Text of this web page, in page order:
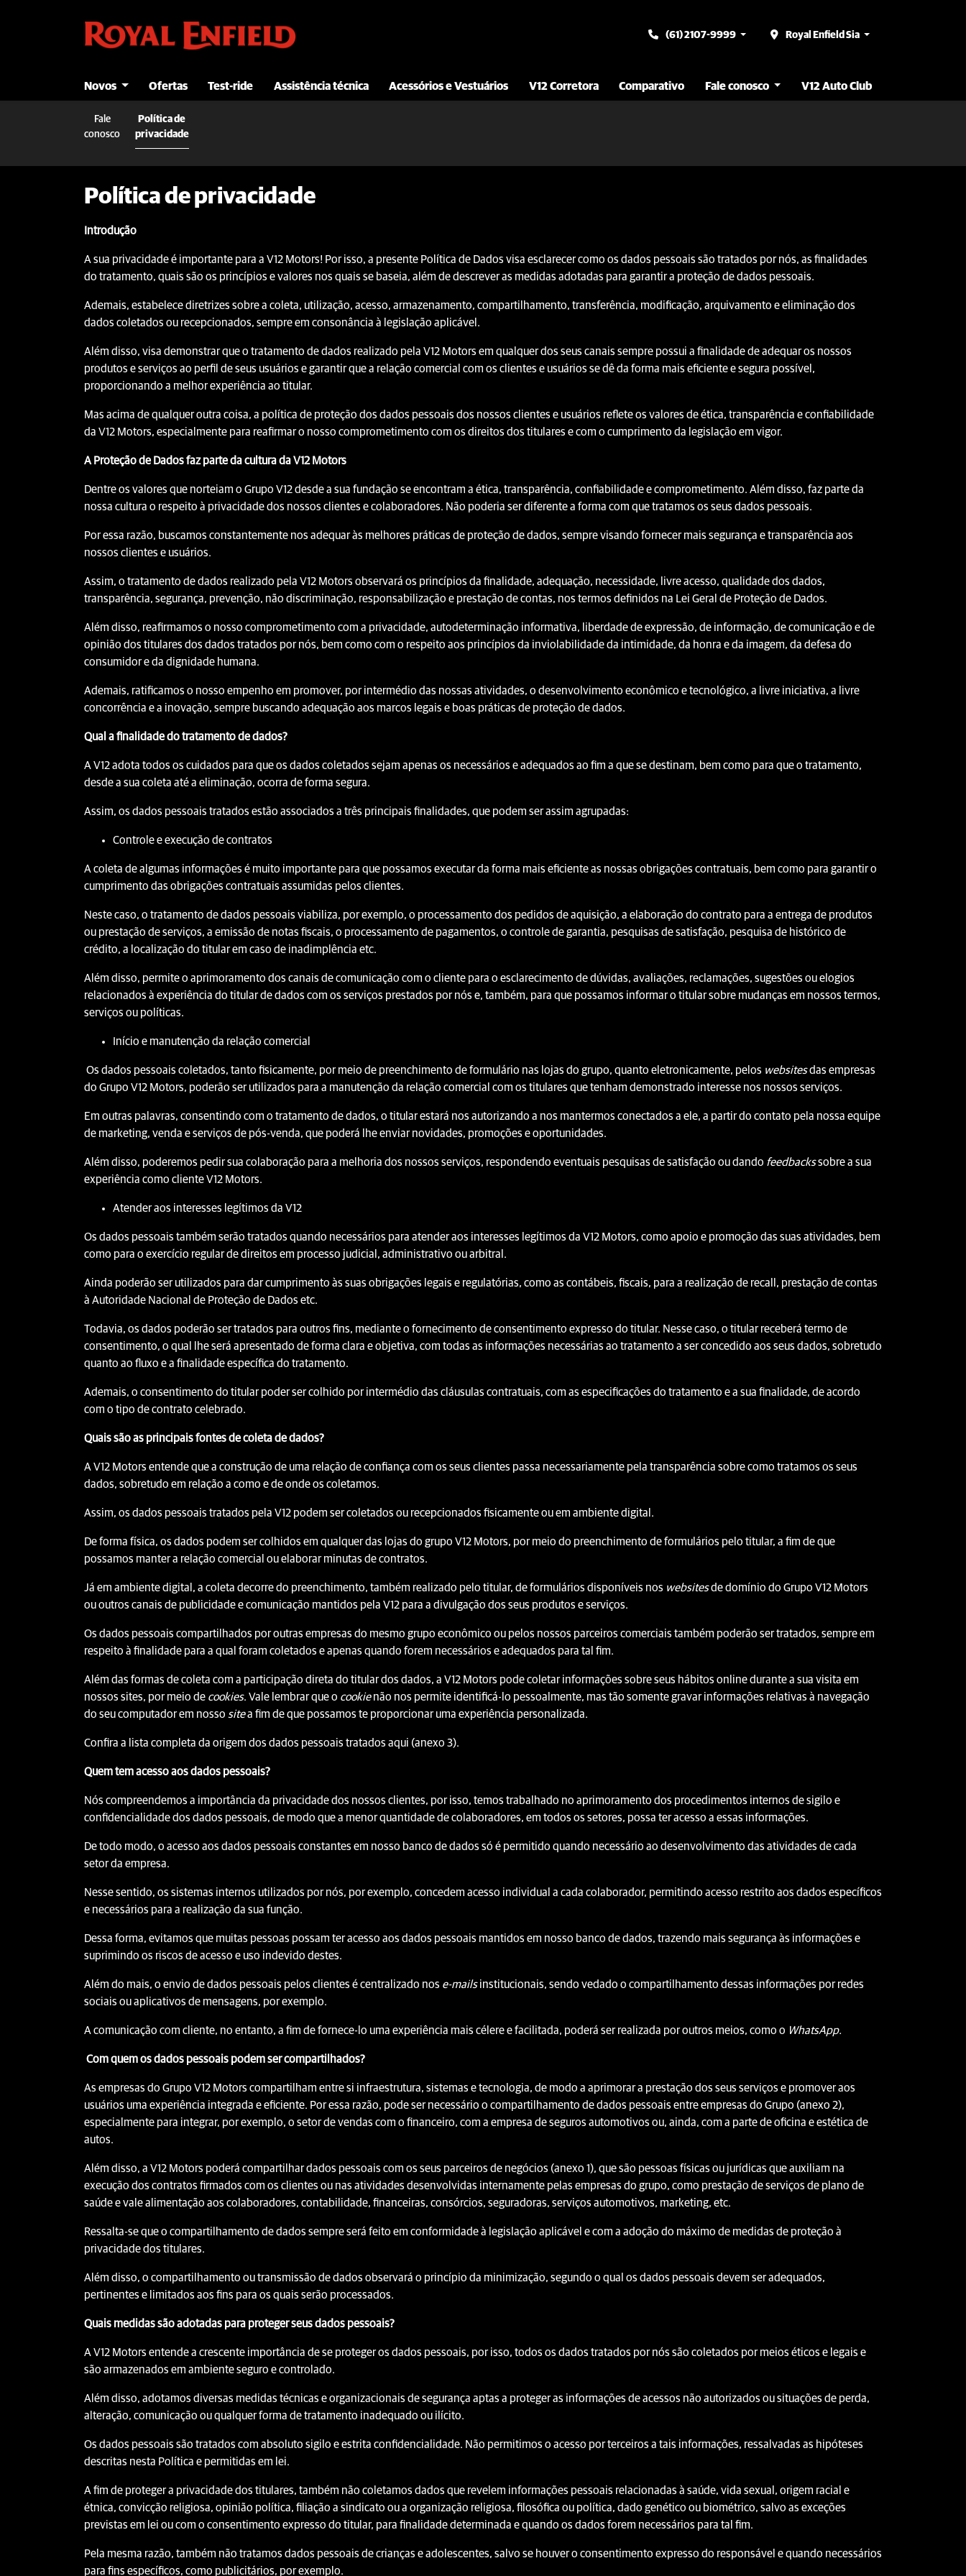
(61) 2107-9999 Royal Enfield Sia
Novos Ofertas Test-ride Assistência técnica Acessórios e Vestuários V12 Corretora Comparativo Fale conosco V12 Auto Club
Fale
conosco
Política de
privacidade
Política de privacidade
Introdução
A sua privacidade é importante para a V12 Motors! Por isso, a presente Política de Dados visa esclarecer como os dados pessoais são tratados por nós, as finalidades
do tratamento, quais são os princípios e valores nos quais se baseia, além de descrever as medidas adotadas para garantir a proteção de dados pessoais.
Ademais, estabelece diretrizes sobre a coleta, utilização, acesso, armazenamento, compartilhamento, transferência, modificação, arquivamento e eliminação dos
dados coletados ou recepcionados, sempre em consonância à legislação aplicável.
Além disso, visa demonstrar que o tratamento de dados realizado pela V12 Motors em qualquer dos seus canais sempre possui a finalidade de adequar os nossos
produtos e serviços ao perfil de seus usuários e garantir que a relação comercial com os clientes e usuários se dê da forma mais eficiente e segura possível,
proporcionando a melhor experiência ao titular.
Mas acima de qualquer outra coisa, a política de proteção dos dados pessoais dos nossos clientes e usuários reflete os valores de ética, transparência e confiabilidade
da V12 Motors, especialmente para reafirmar o nosso comprometimento com os direitos dos titulares e com o cumprimento da legislação em vigor.
A Proteção de Dados faz parte da cultura da V12 Motors
Dentre os valores que norteiam o Grupo V12 desde a sua fundação se encontram a ética, transparência, confiabilidade e comprometimento. Além disso, faz parte da
nossa cultura o respeito à privacidade dos nossos clientes e colaboradores. Não poderia ser diferente a forma com que tratamos os seus dados pessoais.
Por essa razão, buscamos constantemente nos adequar às melhores práticas de proteção de dados, sempre visando fornecer mais segurança e transparência aos
nossos clientes e usuários.
Assim, o tratamento de dados realizado pela V12 Motors observará os princípios da finalidade, adequação, necessidade, livre acesso, qualidade dos dados,
transparência, segurança, prevenção, não discriminação, responsabilização e prestação de contas, nos termos definidos na Lei Geral de Proteção de Dados.
Além disso, reafirmamos o nosso comprometimento com a privacidade, autodeterminação informativa, liberdade de expressão, de informação, de comunicação e de
opinião dos titulares dos dados tratados por nós, bem como com o respeito aos princípios da inviolabilidade da intimidade, da honra e da imagem, da defesa do
consumidor e da dignidade humana.
Ademais, ratificamos o nosso empenho em promover, por intermédio das nossas atividades, o desenvolvimento econômico e tecnológico, a livre iniciativa, a livre
concorrência e a inovação, sempre buscando adequação aos marcos legais e boas práticas de proteção de dados.
Qual a finalidade do tratamento de dados?
A V12 adota todos os cuidados para que os dados coletados sejam apenas os necessários e adequados ao fim a que se destinam, bem como para que o tratamento,
desde a sua coleta até a eliminação, ocorra de forma segura.
Assim, os dados pessoais tratados estão associados a três principais finalidades, que podem ser assim agrupadas:
Controle e execução de contratos
A coleta de algumas informações é muito importante para que possamos executar da forma mais eficiente as nossas obrigações contratuais, bem como para garantir o
cumprimento das obrigações contratuais assumidas pelos clientes.
Neste caso, o tratamento de dados pessoais viabiliza, por exemplo, o processamento dos pedidos de aquisição, a elaboração do contrato para a entrega de produtos
ou prestação de serviços, a emissão de notas fiscais, o processamento de pagamentos, o controle de garantia, pesquisas de satisfação, pesquisa de histórico de
crédito, a localização do titular em caso de inadimplência etc.
Além disso, permite o aprimoramento dos canais de comunicação com o cliente para o esclarecimento de dúvidas, avaliações, reclamações, sugestões ou elogios
relacionados à experiência do titular de dados com os serviços prestados por nós e, também, para que possamos informar o titular sobre mudanças em nossos termos,
serviços ou políticas.
Início e manutenção da relação comercial
Os dados pessoais coletados, tanto fisicamente, por meio de preenchimento de formulário nas lojas do grupo, quanto eletronicamente, pelos websitesdas empresas
do Grupo V12 Motors, poderão ser utilizados para a manutenção da relação comercial com os titulares que tenham demonstrado interesse nos nossos serviços.
Em outras palavras, consentindo com o tratamento de dados, o titular estará nos autorizando a nos mantermos conectados a ele, a partir do contato pela nossa equipe
de marketing, venda e serviços de pós-venda, que poderá lhe enviar novidades, promoções e oportunidades.
Além disso, poderemos pedir sua colaboração para a melhoria dos nossos serviços, respondendo eventuais pesquisas de satisfação ou dando feedbackssobre a sua
experiência como cliente V12 Motors.
Atender aos interesses legítimos da V12
Os dados pessoais também serão tratados quando necessários para atender aos interesses legítimos da V12 Motors, como apoio e promoção das suas atividades, bem
como para o exercício regular de direitos em processo judicial, administrativo ou arbitral.
Ainda poderão ser utilizados para dar cumprimento às suas obrigações legais e regulatórias, como as contábeis, fiscais, para a realização de recall, prestação de contas
à Autoridade Nacional de Proteção de Dados etc.
Todavia, os dados poderão ser tratados para outros fins, mediante o fornecimento de consentimento expresso do titular. Nesse caso, o titular receberá termo de
consentimento, o qual lhe será apresentado de forma clara e objetiva, com todas as informações necessárias ao tratamento a ser concedido aos seus dados, sobretudo
quanto ao fluxo e a finalidade específica do tratamento.
Ademais, o consentimento do titular poder ser colhido por intermédio das cláusulas contratuais, com as especificações do tratamento e a sua finalidade, de acordo
com o tipo de contrato celebrado.
Quais são as principais fontes de coleta de dados?
A V12 Motors entende que a construção de uma relação de confiança com os seus clientes passa necessariamente pela transparência sobre como tratamos os seus
dados, sobretudo em relação a como e de onde os coletamos.
Assim, os dados pessoais tratados pela V12 podem ser coletados ou recepcionados fisicamente ou em ambiente digital.
De forma física, os dados podem ser colhidos em qualquer das lojas do grupo V12 Motors, por meio do preenchimento de formulários pelo titular, a fim de que
possamos manter a relação comercial ou elaborar minutas de contratos.
Já em ambiente digital, a coleta decorre do preenchimento, também realizado pelo titular, de formulários disponíveis nos websitesde domínio do Grupo V12 Motors
ou outros canais de publicidade e comunicação mantidos pela V12 para a divulgação dos seus produtos e serviços.
Os dados pessoais compartilhados por outras empresas do mesmo grupo econômico ou pelos nossos parceiros comerciais também poderão ser tratados, sempre em
respeito à finalidade para a qual foram coletados e apenas quando forem necessários e adequados para tal fim.
Além das formas de coleta com a participação direta do titular dos dados, a V12 Motors pode coletar informações sobre seus hábitos online durante a sua visita em
nossos sites, por meio de cookies. Vale lembrar que o cookienão nos permite identificá-lo pessoalmente, mas tão somente gravar informações relativas à navegação
do seu computador em nosso sitea fim de que possamos te proporcionar uma experiência personalizada.
Confira a lista completa da origem dos dados pessoais tratados aqui (anexo 3).
Quem tem acesso aos dados pessoais?
Nós compreendemos a importância da privacidade dos nossos clientes, por isso, temos trabalhado no aprimoramento dos procedimentos internos de sigilo e
confidencialidade dos dados pessoais, de modo que a menor quantidade de colaboradores, em todos os setores, possa ter acesso a essas informações.
De todo modo, o acesso aos dados pessoais constantes em nosso banco de dados só é permitido quando necessário ao desenvolvimento das atividades de cada
setor da empresa.
Nesse sentido, os sistemas internos utilizados por nós, por exemplo, concedem acesso individual a cada colaborador, permitindo acesso restrito aos dados específicos
e necessários para a realização da sua função.
Dessa forma, evitamos que muitas pessoas possam ter acesso aos dados pessoais mantidos em nosso banco de dados, trazendo mais segurança às informações e
suprimindo os riscos de acesso e uso indevido destes.
Além do mais, o envio de dados pessoais pelos clientes é centralizado nos e-mailsinstitucionais, sendo vedado o compartilhamento dessas informações por redes
sociais ou aplicativos de mensagens, por exemplo.
A comunicação com cliente, no entanto, a fim de fornece-lo uma experiência mais célere e facilitada, poderá ser realizada por outros meios, como o WhatsApp.
Com quem os dados pessoais podem ser compartilhados?
As empresas do Grupo V12 Motors compartilham entre si infraestrutura, sistemas e tecnologia, de modo a aprimorar a prestação dos seus serviços e promover aos
usuários uma experiência integrada e eficiente. Por essa razão, pode ser necessário o compartilhamento de dados pessoais entre empresas do Grupo (anexo 2),
especialmente para integrar, por exemplo, o setor de vendas com o financeiro, com a empresa de seguros automotivos ou, ainda, com a parte de oficina e estética de
autos.
Além disso, a V12 Motors poderá compartilhar dados pessoais com os seus parceiros de negócios (anexo 1), que são pessoas físicas ou jurídicas que auxiliam na
execução dos contratos firmados com os clientes ou nas atividades desenvolvidas internamente pelas empresas do grupo, como prestação de serviços de plano de
saúde e vale alimentação aos colaboradores, contabilidade, financeiras, consórcios, seguradoras, serviços automotivos, marketing, etc.
Ressalta-se que o compartilhamento de dados sempre será feito em conformidade à legislação aplicável e com a adoção do máximo de medidas de proteção à
privacidade dos titulares.
Além disso, o compartilhamento ou transmissão de dados observará o princípio da minimização, segundo o qual os dados pessoais devem ser adequados,
pertinentes e limitados aos fins para os quais serão processados.
Quais medidas são adotadas para proteger seus dados pessoais?
A V12 Motors entende a crescente importância de se proteger os dados pessoais, por isso, todos os dados tratados por nós são coletados por meios éticos e legais e
são armazenados em ambiente seguro e controlado.
Além disso, adotamos diversas medidas técnicas e organizacionais de segurança aptas a proteger as informações de acessos não autorizados ou situações de perda,
alteração, comunicação ou qualquer forma de tratamento inadequado ou ilícito.
Os dados pessoais são tratados com absoluto sigilo e estrita confidencialidade. Não permitimos o acesso por terceiros a tais informações, ressalvadas as hipóteses
descritas nesta Política e permitidas em lei.
A fim de proteger a privacidade dos titulares, também não coletamos dados que revelem informações pessoais relacionadas à saúde, vida sexual, origem racial e
étnica, convicção religiosa, opinião política, filiação a sindicato ou a organização religiosa, filosófica ou política, dado genético ou biométrico, salvo as exceções
previstas em lei ou com o consentimento expresso do titular, para finalidade determinada e quando os dados forem necessários para tal fim.
Pela mesma razão, também não tratamos dados pessoais de crianças e adolescentes, salvo se houver o consentimento expresso do responsável e quando necessários
para fins específicos, como publicitários, por exemplo.